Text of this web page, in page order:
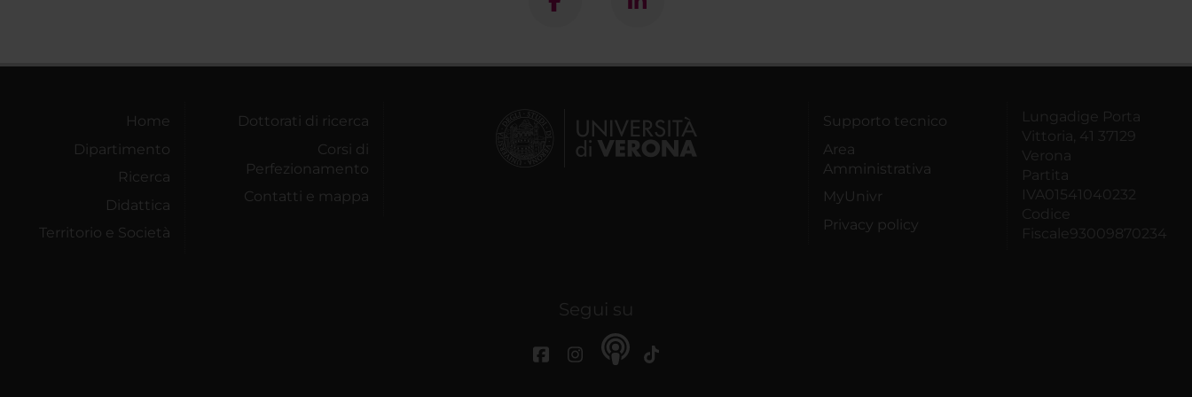
Home
Dipartimento
Ricerca
Didattica
Territorio e Società
Dottorati di ricerca
Corsi di
Perfezionamento
Contatti e mappa
Supporto tecnico
Area
Amministrativa
MyUnivr
Privacy policy
Lungadige Porta
Vittoria, 41 37129
Verona
Partita
IVA01541040232
Codice
Fiscale93009870234
Segui su